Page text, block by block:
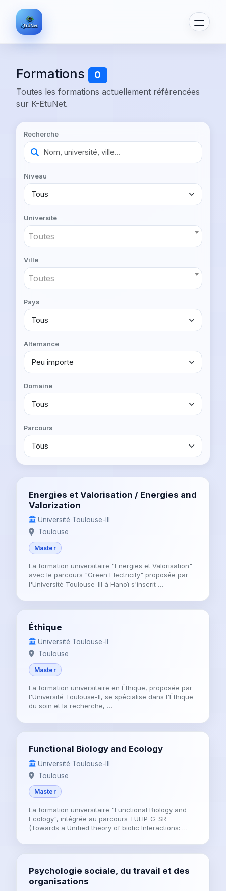
Formations 0
Toutes les formations actuellement référencées
sur K-EtuNet.
Recherche
Niveau
Université
Toutes
Ville
Toutes
Pays
Alternance
Domaine
Parcours
Energies et Valorisation / Energies and
Valorization
Université Toulouse-III
Toulouse
Master
La formation universitaire "Energies et Valorisation"
avec le parcours "Green Electricity" proposée par
l'Université Toulouse-III à Hanoï s'inscrit …
Éthique
Université Toulouse-II
Toulouse
Master
La formation universitaire en Éthique, proposée par
l'Université Toulouse-II, se spécialise dans l'Éthique
du soin et la recherche, …
Functional Biology and Ecology
Université Toulouse-III
Toulouse
Master
La formation universitaire "Functional Biology and
Ecology", intégrée au parcours TULIP-G-SR
(Towards a Unified theory of biotic Interactions: …
Psychologie sociale, du travail et des
organisations